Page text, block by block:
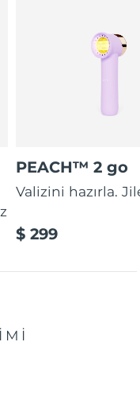
PEACH™ 2 go
Valizini hazırla.
$ 299